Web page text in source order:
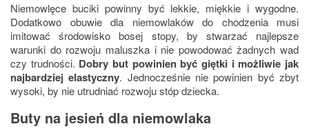
Niemowlęce buciki powinny być lekkie, miękkie i wygodne.
Dodatkowo obuwie dla niemowlaków do chodzenia musi
imitować środowisko bosej stopy, by stwarzać najlepsze
warunki do rozwoju maluszka i nie powodować żadnych wad
czy trudności. Dobry but powinien być giętki i możliwie jak
najbardziej elastyczny. Jednocześnie nie powinien być zbyt
wysoki, by nie utrudniać rozwoju stóp dziecka.
Buty na jesień dla niemowlaka